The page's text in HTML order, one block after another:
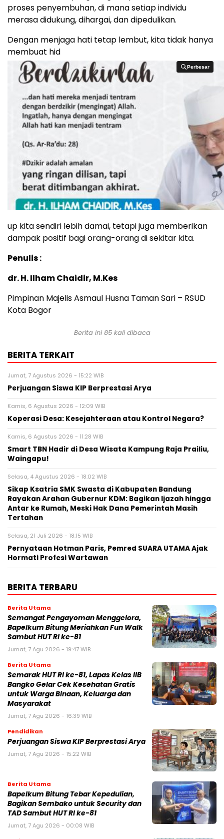
proses penyembuhan, di mana setiap individu
merasa didukung, dihargai, dan dipedulikan.
Dengan menjaga hati tetap lembut, kita tidak hanya
membuat hid
Perbesar
Perbesar
up kita sendiri lebih damai, tetapi juga memberikan
dampak positif bagi orang-orang di sekitar kita.
Penulis :
dr. H. Ilham Chaidir, M.Kes
Pimpinan Majelis Asmaul Husna Taman Sari – RSUD
Kota Bogor
Berita ini 85kali dibaca
BERITA TERKAIT
Jumat, 7 Agustus 2026 - 15:22 WIB
Perjuangan Siswa KIP Berprestasi Arya
Kamis, 6 Agustus 2026 - 12:09 WIB
Koperasi Desa: Kesejahteraan atau Kontrol Negara?
Kamis, 6 Agustus 2026 - 11:28 WIB
Smart TBN Hadir di Desa Wisata Kampung Raja Prailiu,
Waingapu!
Selasa, 4 Agustus 2026 - 18:02 WIB
Sikap Ksatria SMK Swasta di Kabupaten Bandung
Rayakan Arahan Gubernur KDM: Bagikan Ijazah hingga
Antar ke Rumah, Meski Hak Dana Pemerintah Masih
Tertahan
Selasa, 21 Juli 2026 - 18:15 WIB
Pernyataan Hotman Paris, Pemred SUARA UTAMA Ajak
Hormati Profesi Wartawan
BERITA TERBARU
Berita Utama
Semangat Pengayoman Menggelora,
Bapelkum Bitung Meriahkan Fun Walk
Sambut HUT RI ke-81
Jumat, 7 Agu 2026 - 19:47 WIB
Berita Utama
Semarak HUT RI ke-81, Lapas Kelas IIB
Bangko Gelar Cek Kesehatan Gratis
untuk Warga Binaan, Keluarga dan
Masyarakat
Jumat, 7 Agu 2026 - 16:39 WIB
Pendidikan
Perjuangan Siswa KIP Berprestasi Arya
Jumat, 7 Agu 2026 - 15:22 WIB
Berita Utama
Bapelkum Bitung Tebar Kepedulian,
Bagikan Sembako untuk Security dan
TAD Sambut HUT RI ke-81
Jumat, 7 Agu 2026 - 00:08 WIB